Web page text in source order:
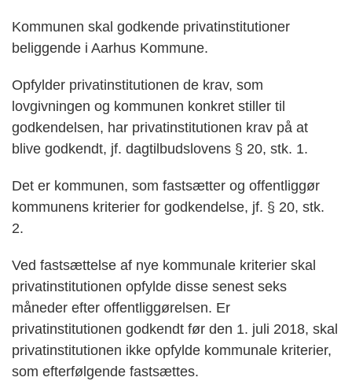
Kommunen skal godkende privatinstitutioner
beliggende i Aarhus Kommune.
Opfylder privatinstitutionen de krav, som
lovgivningen og kommunen konkret stiller til
godkendelsen, har privatinstitutionen krav på at
blive godkendt, jf. dagtilbudslovens § 20, stk. 1.
Det er kommunen, som fastsætter og offentliggør
kommunens kriterier for godkendelse, jf. § 20, stk.
2.
Ved fastsættelse af nye kommunale kriterier skal
privatinstitutionen opfylde disse senest seks
måneder efter offentliggørelsen. Er
privatinstitutionen godkendt før den 1. juli 2018, skal
privatinstitutionen ikke opfylde kommunale kriterier,
som efterfølgende fastsættes.